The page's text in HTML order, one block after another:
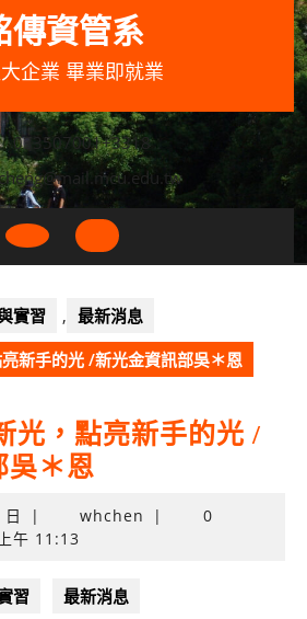
傳資管系
企業 畢業即就業
033507001+3318
Open
實習 , 最新消息
新手的光 /新光金資訊部吳＊恩
光，點亮新手的光 /
吳＊恩
2026
年
月
19
| whchen |
0
上午 11:13
習 最新消息